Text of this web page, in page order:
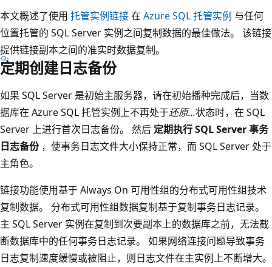
本文概述了使用 托管实例链接在 Azure SQL 托管实例 与任何
位置托管的 SQL Server 实例之间复制数据的最佳做法。 该链接
提供链接副本之间的准实时数据复制。
定期创建日志备份
如果 SQL Server 是初始主服务器，请在初始播种完成后，当数
据库在 Azure SQL 托管实例上不再处于还原...状态时，在 SQL
Server 上进行首次日志备份。 然后 定期执行 SQL Server 事务
日志备份，使事务日志文件大小保持正常，而 SQL Server 处于
主角色。
链接功能使用基于 Always On 可用性组的分布式可用性组技术
复制数据。 分布式可用性组数据复制基于复制事务日志记录。
主 SQL Server 实例在复制到次要副本上的数据库之前，无法截
断数据库中的任何事务日志记录。 如果网络连接问题导致事务
日志复制速度缓慢或被阻止，则日志文件在主实例上不断增大。